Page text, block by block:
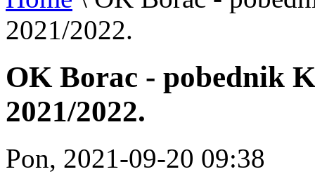
2021/2022.
OK Borac - pobednik
2021/2022.
Pon, 2021-09-20 09:38